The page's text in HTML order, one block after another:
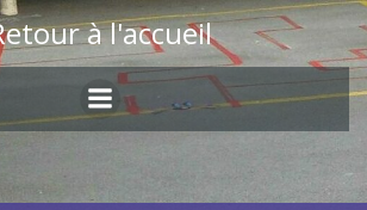
Skip
to
content
à l'accueil